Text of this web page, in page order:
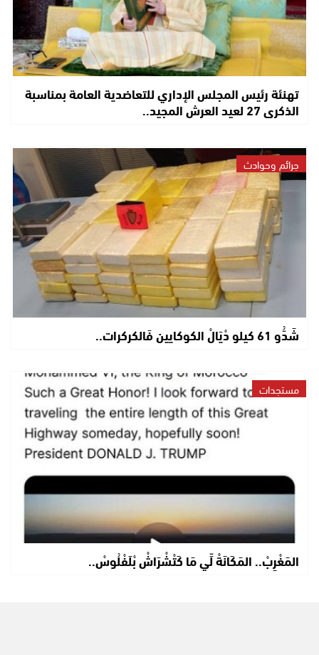
تهنئة رئيس المجلس الإداري للتعاضدية العامة بمناسبة
الذكرى 27 لعيد العرش المجيد..
جرائم وحوادث
شَدُّو 61 كيلو دْيَالْ الكوكايين فَالكركرات..
مستجدات
المَغْرِبْ.. المَكَانَةْ لِّي مَا كَتْشْرَاشْ بْلَفْلُوسْ..